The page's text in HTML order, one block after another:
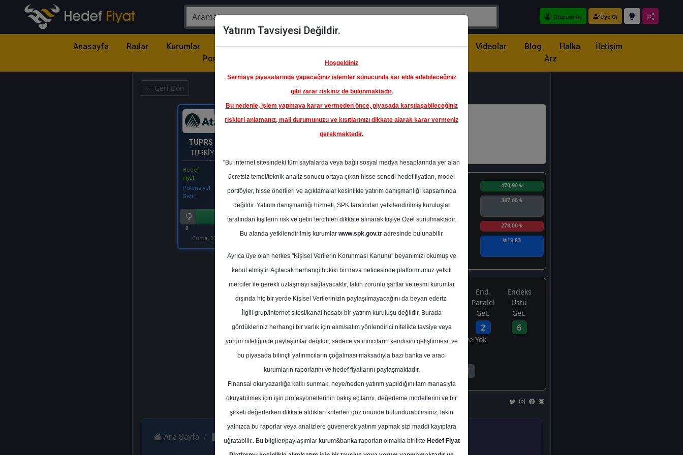
Oturum Aç Üye Ol
Anasayfa Radar Kurumlar
Model
Portföy
Hisse
Öne
Çıkanlar
Raporlar Partnerlerimiz Videolar Blog
Halka
Arz
İletişim
Geri Dön
TUPRS
TÜRKİYE PETROL
RAFİNERİLERİ
Hedef
Fiyat
Potansiyel
Getiri
%0.00
0
Cuma, 22 Eylül 2023
En Yüksek Tahmin 470,90 ₺
Ortalama Fiyat
Tahmini
387,66 ₺
278,00 ₺
Potansiyeli
%19.83
Kurum Sayısı
19
9 1
End.
Paralel
Get.
2
Endeks
Üstü
Get.
6
Tavsiye Yok
1
Cuma, 22 Eylül 2023
Ana Sayfa Ata Yatırım TUPRS Hedef Fiyat
Yatırım Tavsiyesi Değildir.
Hoşgeldiniz
Sermaye piyasalarında yapacağınız işlemler sonucunda kar elde edebileceğiniz
gibi zarar riskiniz de bulunmaktadır.
Bu nedenle, işlem yapmaya karar vermeden önce, piyasada karşılaşabileceğiniz
riskleri anlamanız, mali durumunuzu ve kısıtlarınızı dikkate alarak karar vermeniz
gerekmektedir.
"Bu internet sitesindeki tüm sayfalarda veya bağlı sosyal medya hesaplarında yer alan
ücretsiz temel/teknik analiz sonucu ortaya çıkan hisse senedi hedef fiyatları, model
portföyler, hisse önerileri ve açıklamalar kesinlikle yatırım danışmanlığı kapsamında
değildir. Yatırım danışmanlığı hizmeti, SPK tarafından yetkilendirilmiş kuruluşlar
tarafından kişilerin risk ve getiri tercihleri dikkate alınarak kişiye Özel sunulmaktadır.
Bu alanda yetkilendirilmiş kurumlar www.spk.gov.tradresinde bulunabilir.
Ayrıca üye olan herkes "Kişisel Verilerin Korunması Kanunu" beyanımızı okumuş ve
kabul etmiştir. Açılacak herhangi hukiki bir dava neticesinde platformumuz yetkili
merciler ile gerekli uzlaşmayı sağlayacaktır, lakin zorunlu şartlar ve resmi kurumlar
dışında hiç bir yerde Kişisel Verilerinizin paylaşılmayacağını da beyan ederiz.
İlgili grup/internet sitesi/kanal hesabı bir yatırım kuruluşu değildir. Burada
gördükleriniz herhangi bir varlık için alım/satım yönlendirici nitelikte tavsiye veya
yorum niteliğinde paylaşımlar değildir, sadece yatırımcıların kendisini geliştirmesi, ve
bu piyasada bilinçli yatırımcıların çoğalması maksadıyla bazı banka ve aracı
kurumların raporlarını ve hedef fiyatlarını paylaşmaktadır.
Finansal okuryazarlığa katkı sunmak, neye/neden yatırım yapıldığını tam manasıyla
okuyabilmek için işin profesyonellerinin bakış açılarını, değerleme modellerini ve bir
şirketi değerlerken dikkate aldıkları kriterleri göz önünde bulundurabilirsiniz, lakin
yalnızca bu raporlar veya analizlere güvenerek yatırım yapmak sizi maddi kayıplara
uğratabilir.. Bu bilgiler/paylaşımlar kurum&banka raporları olmakla birlikte Hedef Fiyat